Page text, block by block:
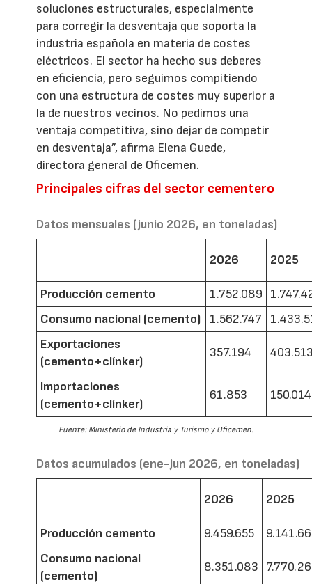
soluciones estructurales, especialmente
para corregir la desventaja que soporta la
industria española en materia de costes
eléctricos. El sector ha hecho sus deberes
en eficiencia, pero seguimos compitiendo
con una estructura de costes muy superior a
la de nuestros vecinos. No pedimos una
ventaja competitiva, sino dejar de competir
en desventaja”, afirma Elena Guede,
directora general de Oficemen.
Principales cifras del sector cementero
Datos mensuales (junio 2026, en toneladas)
2026 2025
Producción cemento 1.752.089
Consumo nacional (cemento)
1.562.747
Exportaciones
(cemento+clínker)
357.194
Importaciones
(cemento+clínker)
61.853 150.014
Fuente: Ministerio de Industria y Turismo y Oficemen.
Datos acumulados (ene-jun 2026, en toneladas)
2026 2025
Producción cemento 9.459.655
Consumo nacional
(cemento)
8.351.083